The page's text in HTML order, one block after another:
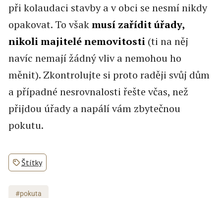
při kolaudaci stavby a v obci se nesmí nikdy
opakovat. To všakmusí zařídit úřady,
nikoli majitelé nemovitosti (ti na něj
navíc nemají žádný vliv a nemohou ho
měnit). Zkontrolujte si proto raději svůj dům
a případné nesrovnalosti řešte včas, než
přijdou úřady a napálí vám zbytečnou
pokutu.
Štítky
#pokuta